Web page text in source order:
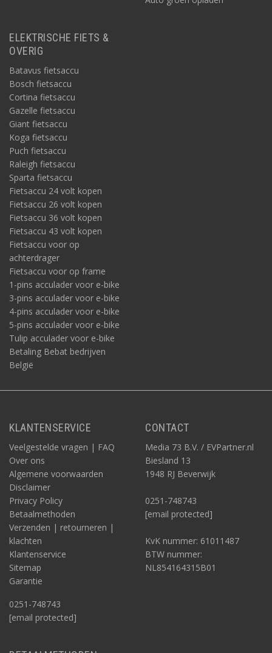
ELEKTRISCHE FIETS &
OVERIG
Batavus fietsaccu
Bosch fietsaccu
Cortina fietsaccu
Gazelle fietsaccu
Giant fietsaccu
Koga fietsaccu
Puch fietsaccu
Raleigh fietsaccu
Sparta fietsaccu
Fietsaccu 24 volt kopen
Fietsaccu 26 volt kopen
Fietsaccu 36 volt kopen
Fietsaccu 43 volt kopen
Fietsaccu voor op
achterdrager
Fietsaccu voor op frame
1-pins acculader voor e-bike
3-pins acculader voor e-bike
4-pins acculader voor e-bike
5-pins acculader voor e-bike
Tulip acculader voor e-bike
Betaling Bebat bedrijven
België
KLANTENSERVICE
Veelgestelde vragen | FAQ
Over ons
Algemene voorwaarden
Disclaimer
Privacy Policy
Betaalmethoden
Verzenden | retourneren |
klachten
Klantenservice
Sitemap
Garantie
0251-748743
[email protected]
CONTACT
Media 73 B.V. / EVPartner.nl
Biesland 13
1948 RJ Beverwijk
0251-748743
[email protected]
KvK nummer: 61011487
BTW nummer:
NL854164315B01